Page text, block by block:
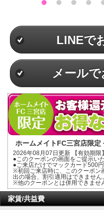
LINEで
メール
ホームメイトFC三宮店限定
2026年08月07日更新 【有効期限
●このクーポンの画面をご提示い
●ご来店だけでマックカード500
※初回ご来店時に、このクーポン
出の場合、割引適用はできません。
※他のクーポンとは併用できませ
家賃/共益費